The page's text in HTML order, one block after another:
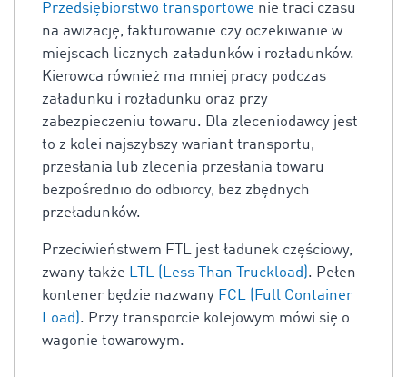
Przedsiębiorstwo transportowe nie traci czasu
na awizację, fakturowanie czy oczekiwanie w
miejscach licznych załadunków i rozładunków.
Kierowca również ma mniej pracy podczas
załadunku i rozładunku oraz przy
zabezpieczeniu towaru. Dla zleceniodawcy jest
to z kolei najszybszy wariant transportu,
przesłania lub zlecenia przesłania towaru
bezpośrednio do odbiorcy, bez zbędnych
przeładunków.
Przeciwieństwem FTL jest ładunek częściowy,
zwany także LTL (Less Than Truckload). Pełen
kontener będzie nazwany FCL (Full Container
Load). Przy transporcie kolejowym mówi się o
wagonie towarowym.